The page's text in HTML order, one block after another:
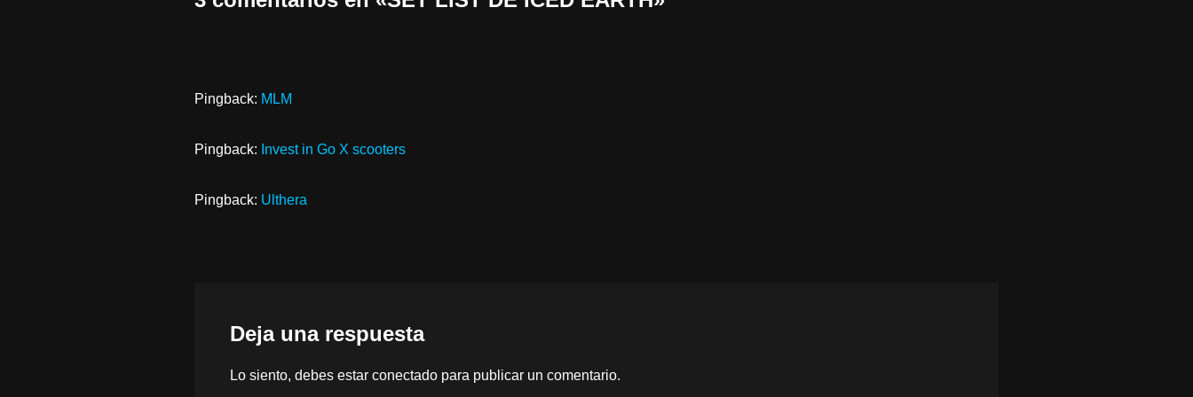
Pingback: MLM
Pingback: Invest in Go X scooters
Pingback: Ulthera
Deja una respuesta
Lo siento, debes estar conectado para publicar un comentario.